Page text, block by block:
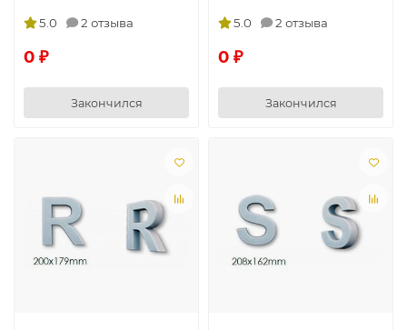
5.0 2 отзыва
0 ₽
Закончился
5.0 2 отзыва
0 ₽
Закончился